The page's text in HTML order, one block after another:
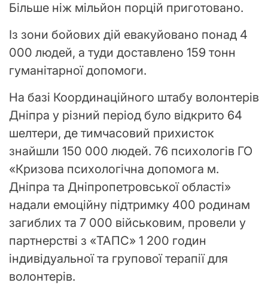
Більше ніж мільйон порцій приготовано.
Із зони бойових дій евакуйовано понад 4
000 людей, а туди доставлено 159 тонн
гуманітарної допомоги.
На базі Координаційного штабу волонтерів
Дніпра у різний період було відкрито 64
шелтери, де тимчасовий прихисток
знайшли 150 000 людей. 76 психологів ГО
«Кризова психологічна допомога м.
Дніпра та Дніпропетровської області»
надали емоційну підтримку 400 родинам
загиблих та 7 000 військовим, провели у
партнерстві з «ТАПС» 1 200 годин
індивідуальної та групової терапії для
волонтерів.